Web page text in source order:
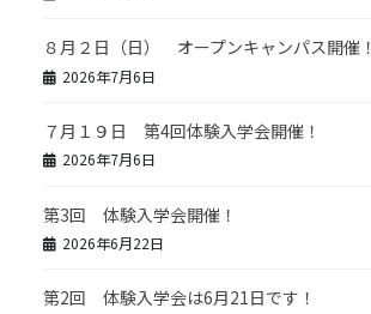
８月２日（日） オープンキャンパス開催！
2026年7月6日
７月１９日 第4回体験入学会開催！
2026年7月6日
第3回 体験入学会開催！
2026年6月22日
第2回 体験入学会は6月21日です！